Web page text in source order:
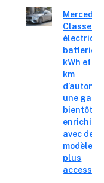
Mercedes
Classe C
batterie
kWh et
km
une
bientôt
enrichie
avec des
modèles
plus